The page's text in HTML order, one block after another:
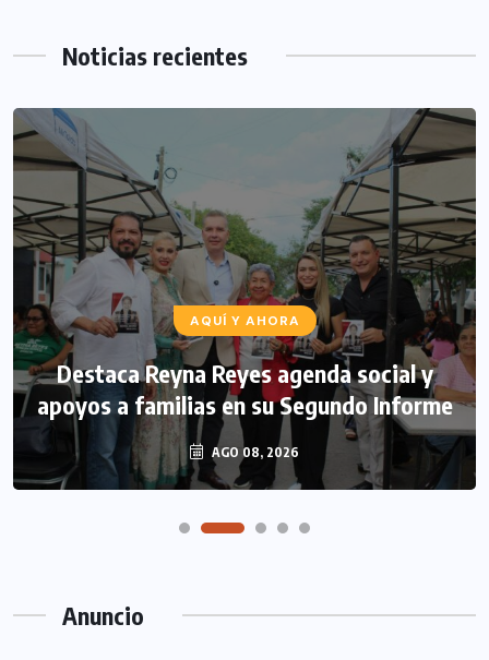
Noticias recientes
AQUÍ Y AHORA
Destaca Reyna Reyes agenda social y
apoyos a familias en su Segundo Informe
AGO 08, 2026
Anuncio